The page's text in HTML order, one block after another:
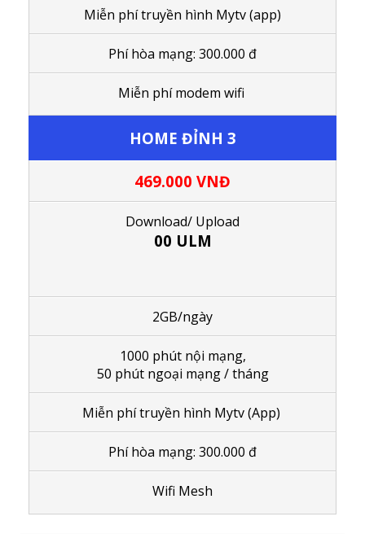
Miễn phí truyền hình Mytv (app)
Phí hòa mạng: 300.000 đ
Miễn phí modem wifi
HOME ĐỈNH 3
469.000 VNĐ
Download/ Upload
00 ULM
2GB/ngày
1000 phút nội mạng,
50 phút ngoại mạng / tháng
Miễn phí truyền hình Mytv (App)
Phí hòa mạng: 300.000 đ
Wifi Mesh